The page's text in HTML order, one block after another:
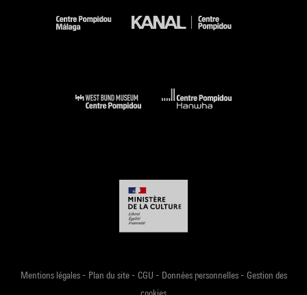
Mentions légales- Plan du site- CGU - Données personnelles- Gestion des